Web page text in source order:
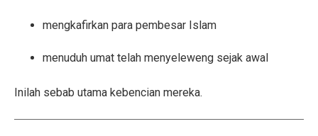
mengkafirkan para pembesar Islam
menuduh umat telah menyeleweng sejak awal
Inilah sebab utama kebencian mereka.